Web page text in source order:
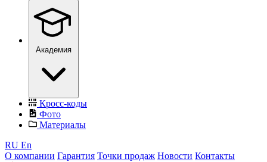
Академия
Кросс-коды
Фото
Материалы
RU En
О компании Гарантия Точки продаж Новости Контакты